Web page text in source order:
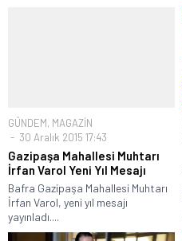
GÜNDEM, MAGAZİN
30 Aralık 2015 17:43
Gazipaşa Mahallesi Muhtarı
İrfan Varol Yeni Yıl Mesajı
Bafra Gazipaşa Mahallesi Muhtarı
İrfan Varol, yeni yıl mesajı
yayınladı....